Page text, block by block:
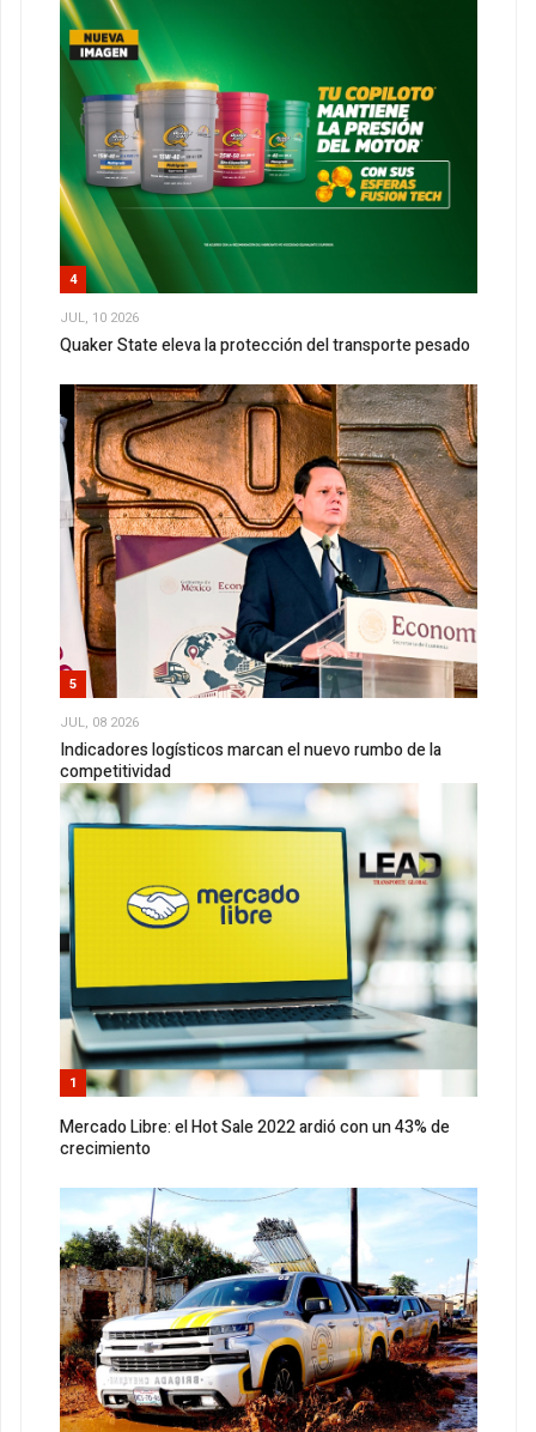
4
JUL, 10 2026
Quaker State eleva la protección del transporte pesado
5
JUL, 08 2026
Indicadores logísticos marcan el nuevo rumbo de la
competitividad
1
Mercado Libre: el Hot Sale 2022 ardió con un 43% de
crecimiento